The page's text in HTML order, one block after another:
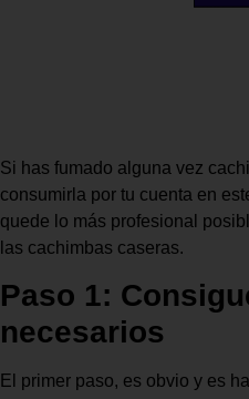
Si has fumado alguna vez
consumirla por tu cuenta en
quede lo más profesional
las cachimbas caseras.
Paso 1:
necesarios
El primer paso, es obvio y es